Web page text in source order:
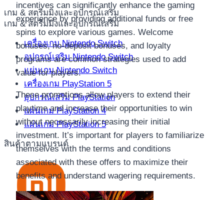
เกม & สตรีมมิ่งและอุปกรณ์เสริม
เกม & สตรีมมิ่งและอุปกรณ์เสริม
เครื่องเกม Nintendo Switch
อุปกรณ์เสริม Nintendo Switch
แผ่นเกม Nintendo Switch
เครื่องเกม PlayStation 5
อุปกรณ์เสริม PlayStation
แผ่นเกม PlayStation 4
แผ่นเกม PlayStation 5
สินค้าตามแบรนด์
incentives can significantly enhance the gaming
experience by providing additional funds or free
spins to explore various games. Welcome
bonuses, no-deposit bonuses, and loyalty
programs are common strategies used to add
value for players.
These promotions allow players to extend their
playtime and increase their opportunities to win
without necessarily increasing their initial
investment. It’s important for players to familiarize
themselves with the terms and conditions
associated with these offers to maximize their
benefits and understand wagering requirements.